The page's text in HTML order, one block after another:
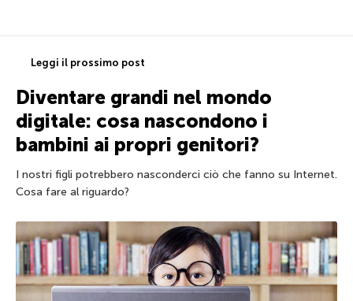
Leggi il prossimo post
Diventare grandi nel mondo
digitale: cosa nascondono i
bambini ai propri genitori?
I nostri figli potrebbero nasconderci ciò che fanno su Internet.
Cosa fare al riguardo?